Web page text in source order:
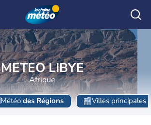
METEO LIBYE
Afrique
Météo des Régions Villes principales